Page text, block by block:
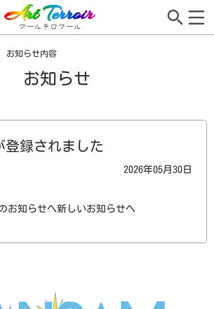
TOPページ
事業所・作者紹介
お知らせ
お知らせ内容
お知らせ
登録されました
2026年05月30日
お知らせへ新しいお知らせへ